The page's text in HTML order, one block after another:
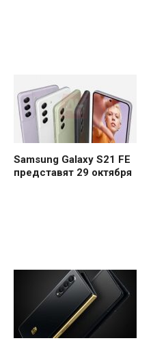
Samsung Galaxy S21 FE
представят 29 октября